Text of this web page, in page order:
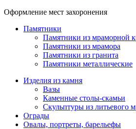
Оформление мест захоронения
Памятники
Памятники из мраморной
Памятники из мрамора
Памятники из гранита
Памятники металлические
Изделия из камня
Вазы
Каменные столы-скамьи
Скульптуры из литьевого
Ограды
Овалы, портреты, барельефы